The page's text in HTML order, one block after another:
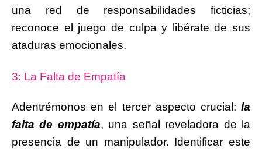
una red de responsabilidades ficticias;
reconoce el juego de culpa y libérate de sus
ataduras emocionales.
3: La Falta de Empatía
Adentrémonos en el tercer aspecto crucial: la
falta de empatía, una señal reveladora de la
presencia de un manipulador. Identificar este